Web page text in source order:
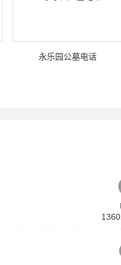
永乐园公墓电话